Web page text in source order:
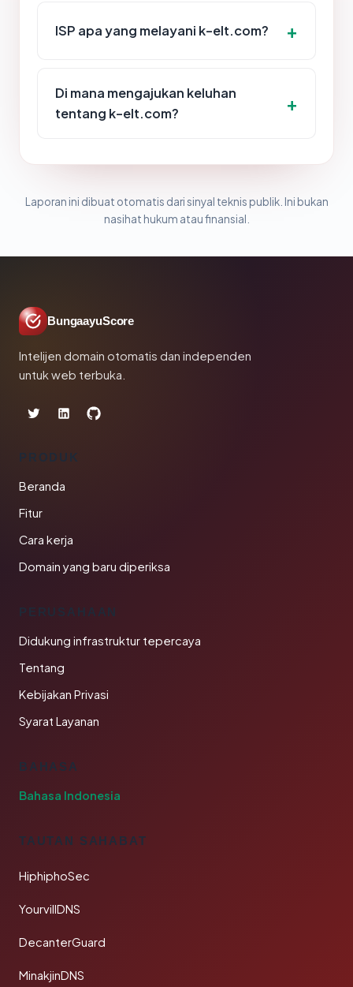
ISP apa yang melayani k-elt.com?
Di mana mengajukan keluhan
tentang k-elt.com?
Laporan ini dibuat otomatis dari sinyal teknis publik. Ini bukan
nasihat hukum atau finansial.
BungaayuScore
Intelijen domain otomatis dan independen
untuk web terbuka.
PRODUK
Beranda
Fitur
Cara kerja
Domain yang baru diperiksa
PERUSAHAAN
Didukung infrastruktur tepercaya
Tentang
Kebijakan Privasi
Syarat Layanan
BAHASA
Bahasa Indonesia
TAUTAN SAHABAT
HiphiphoSec
YourvillDNS
DecanterGuard
MinakjinDNS